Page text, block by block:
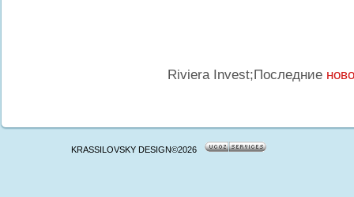
Riviera Invest;Последние
KRASSILOVSKY DESIGN©2026